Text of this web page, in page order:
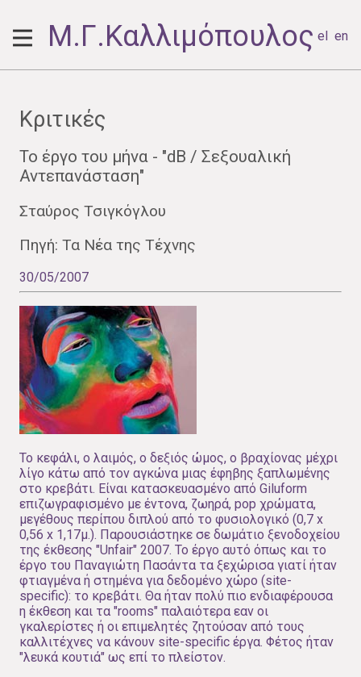
Μ.Γ.Καλλιμόπουλος el en
Κριτικές
Το έργο του μήνα - "dB / Σεξουαλική
Αντεπανάσταση"
Σταύρος Τσιγκόγλου
Πηγή: Τα Νέα της Τέχνης
30/05/2007
Το κεφάλι, ο λαιμός, ο δεξιός ώμος, ο βραχίονας μέχρι
λίγο κάτω από τον αγκώνα μιας έφηβης ξαπλωμένης
στο κρεβάτι. Είναι κατασκευασμένο από Giluform
επιζωγραφισμένο με έντονα, ζωηρά, pop χρώματα,
μεγέθους περίπου διπλού από το φυσιολογικό (0,7 x
0,56 x 1,17μ.). Παρουσιάστηκε σε δωμάτιο ξενοδοχείου
της έκθεσης "Unfair" 2007. Το έργο αυτό όπως και το
έργο του Παναγιώτη Πασάντα τα ξεχώρισα γιατί ήταν
φτιαγμένα ή στημένα για δεδομένο χώρο (site-
specific): το κρεβάτι. Θα ήταν πολύ πιο ενδιαφέρουσα
η έκθεση και τα "rooms" παλαιότερα εαν οι
γκαλερίστες ή οι επιμελητές ζητούσαν από τους
καλλιτέχνες να κάνουν site-specific έργα. Φέτος ήταν
"λευκά κουτιά" ως επί το πλείστον.